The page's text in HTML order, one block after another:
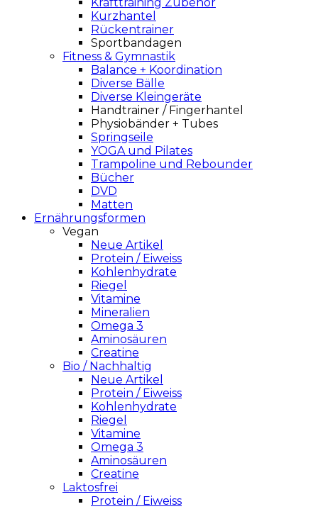
Kurzhantel
Rückentrainer
Sportbandagen
Fitness & Gymnastik
Balance + Koordination
Diverse Bälle
Diverse Kleingeräte
Handtrainer / Fingerhantel
Physiobänder + Tubes
Springseile
YOGA und Pilates
Trampoline und Rebounder
Bücher
DVD
Matten
Ernährungsformen
Vegan
Neue Artikel
Protein / Eiweiss
Kohlenhydrate
Riegel
Vitamine
Mineralien
Omega 3
Aminosäuren
Creatine
Bio / Nachhaltig
Neue Artikel
Protein / Eiweiss
Kohlenhydrate
Riegel
Vitamine
Omega 3
Aminosäuren
Creatine
Laktosfrei
Protein / Eiweiss